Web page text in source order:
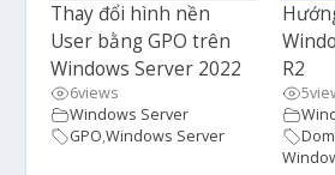
Thay đổi hình nền
User bằng GPO trên
Windows Server 2022
6views
Windows Server
GPO,Windows Server
R2
5